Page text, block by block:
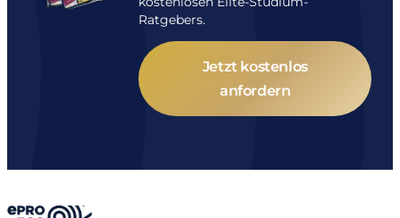
Ratgebers.
Jetzt kostenlos
anfordern